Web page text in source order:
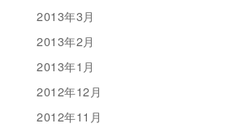
2013年3月
2013年2月
2013年1月
2012年12月
2012年11月